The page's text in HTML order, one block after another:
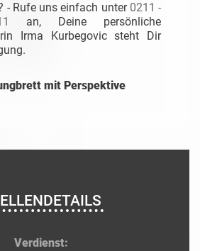
- Rufe uns einfach unter 0211 -
an, Deine persönliche
Irma Kurbegovic steht Dir
mit Perspektive
Verdienst: